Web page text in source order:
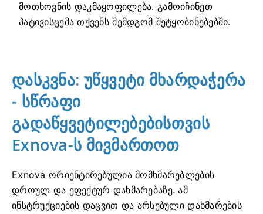
მოთხოვნის დაკმაყოფილება. გამოიჩინეთ
პატივისცემა თქვენს შემდგომ შეტყობინებებში.
დასკვნა: უწყვეტი მხარდაჭერა
- სწრაფი
გადაწყვეტილებებისთვის
Exnova-ს მივმართოთ
Exnova ორიენტირებულია მომხმარებლების
დროულ და ეფექტურ დახმარებაზე. ამ
ინსტრუქციების დაცვით და არსებული დახმარების